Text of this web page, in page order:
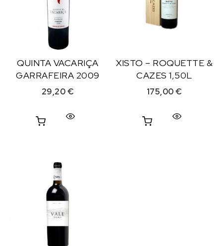
QUINTA VACARIÇA
GARRAFEIRA 2009
29,20€
XISTO – ROQUETTE &
CAZES 1,50L
175,00€